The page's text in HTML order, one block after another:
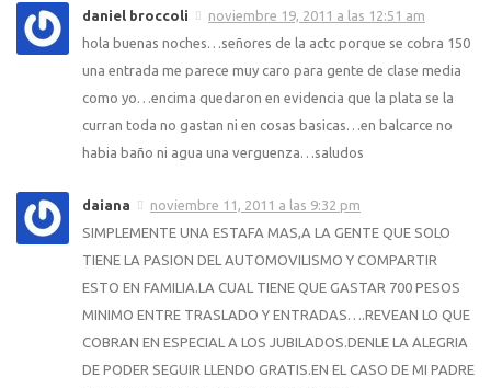
daniel broccoli
noviembre 19, 2011 a las 12:51 am
hola buenas noches…señores de la actc porque se cobra 150
una entrada me parece muy caro para gente de clase media
como yo…encima quedaron en evidencia que la plata se la
curran toda no gastan ni en cosas basicas…en balcarce no
habia baño ni agua una verguenza…saludos
daiana
noviembre 11, 2011 a las 9:32 pm
SIMPLEMENTE UNA ESTAFA MAS,A LA GENTE QUE SOLO
TIENE LA PASION DEL AUTOMOVILISMO Y COMPARTIR
ESTO EN FAMILIA.LA CUAL TIENE QUE GASTAR 700 PESOS
MINIMO ENTRE TRASLADO Y ENTRADAS….REVEAN LO QUE
COBRAN EN ESPECIAL A LOS JUBILADOS.DENLE LA ALEGRIA
DE PODER SEGUIR LLENDO GRATIS.EN EL CASO DE MI PADRE